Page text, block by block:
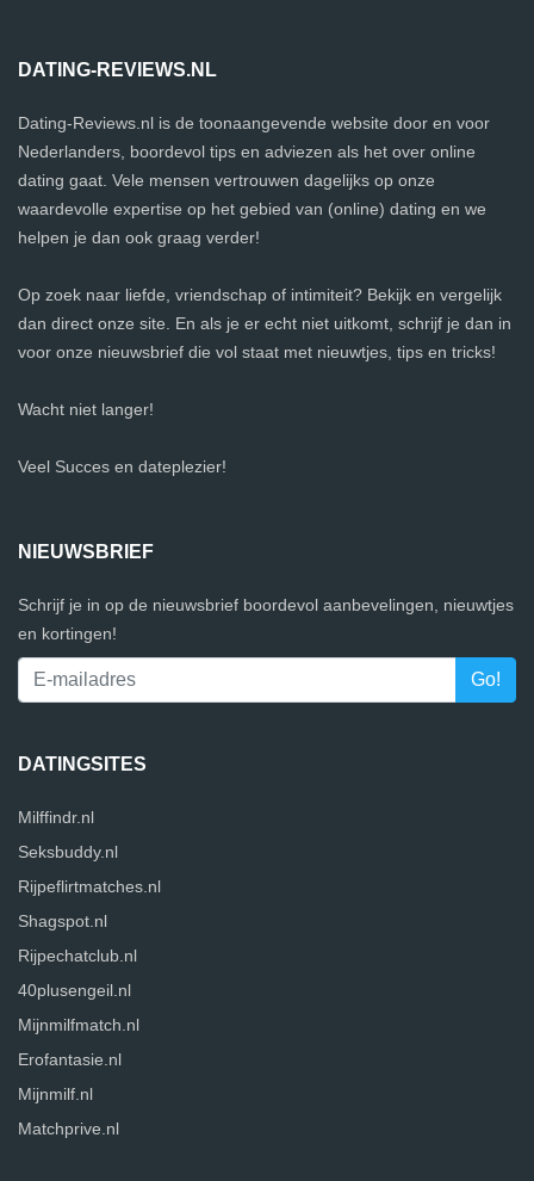
DATING-REVIEWS.NL
Dating-Reviews.nl is de toonaangevende website door en voor
Nederlanders, boordevol tips en adviezen als het over online
dating gaat. Vele mensen vertrouwen dagelijks op onze
waardevolle expertise op het gebied van (online) dating en we
helpen je dan ook graag verder!
Op zoek naar liefde, vriendschap of intimiteit? Bekijk en vergelijk
dan direct onze site. En als je er echt niet uitkomt, schrijf je dan in
voor onze nieuwsbrief die vol staat met nieuwtjes, tips en tricks!
Wacht niet langer!
Veel Succes en dateplezier!
NIEUWSBRIEF
Schrijf je in op de nieuwsbrief boordevol aanbevelingen, nieuwtjes
en kortingen!
DATINGSITES
Milffindr.nl
Seksbuddy.nl
Rijpeflirtmatches.nl
Shagspot.nl
Rijpechatclub.nl
40plusengeil.nl
Mijnmilfmatch.nl
Erofantasie.nl
Mijnmilf.nl
Matchprive.nl